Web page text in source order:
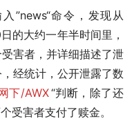
”news“命令，发现从
的大约一年半时间里，
害者，并详细描述了泄
经统计，公开泄露了数
下/AWX“判断，除了还
受害者支付了赎金。